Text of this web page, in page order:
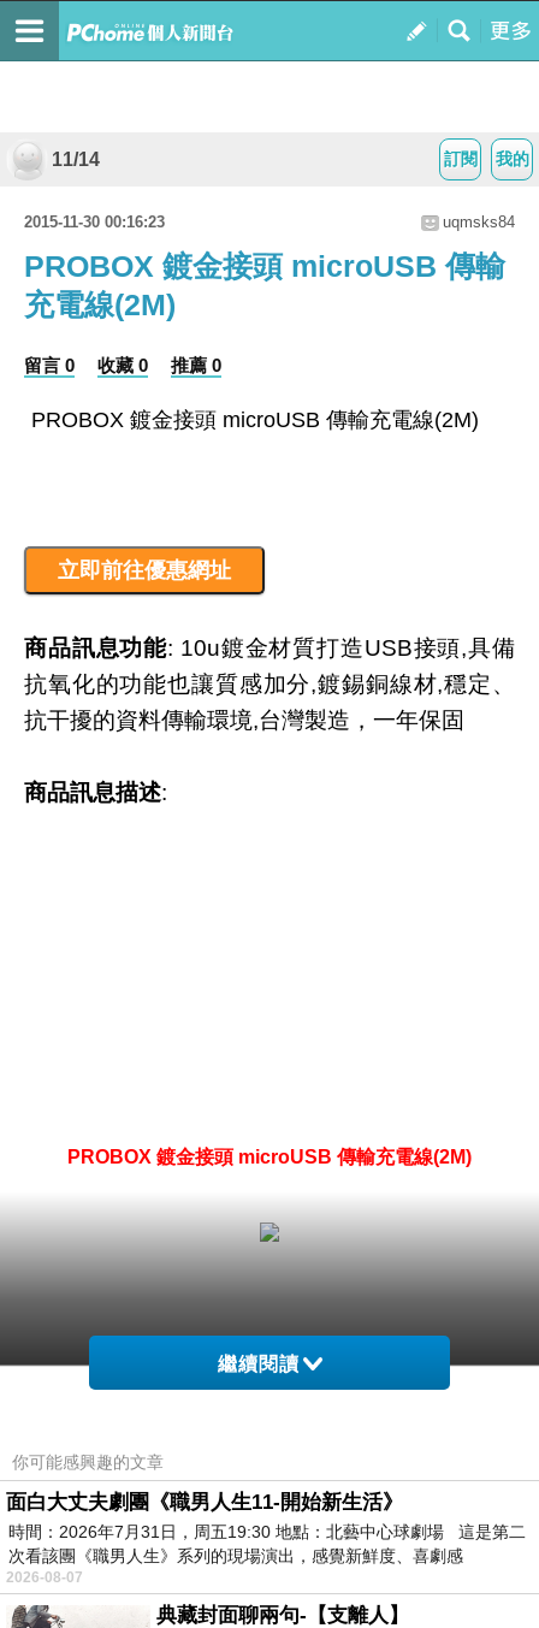
我的
訂閱
11/14
2015-11-30 00:16:23 uqmsks84
PROBOX 鍍金接頭 microUSB 傳輸
充電線(2M)
留言 0 收藏 0 推薦 0
商品訊息功能: 10u鍍金材質打造USB接頭,具備
抗氧化的功能也讓質感加分,鍍錫銅線材,穩定、
抗干擾的資料傳輸環境,台灣製造，一年保固
商品訊息描述:
PROBOX 鍍金接頭 microUSB 傳輸充電線(2M)
繼續閱讀
你可能感興趣的文章
面白大丈夫劇團《職男人生11-開始新生活》
時間：2026年7月31日，周五19:30 地點：北藝中心球劇場 這是第二
次看該團《職男人生》系列的現場演出，感覺新鮮度、喜劇感
2026-08-07
典藏封面聊兩句-【支離人】